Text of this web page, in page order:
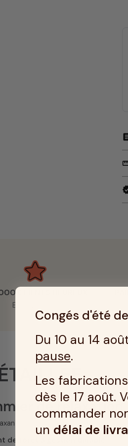
CLIENTS HEUREUX
En savoir plus
de relaxation
de jour comme de nuit.
de forêt à gestion durable.
Congés d'été
Du 10 au 14
pause.
Les
dès le 17 août.
commander
un délai de